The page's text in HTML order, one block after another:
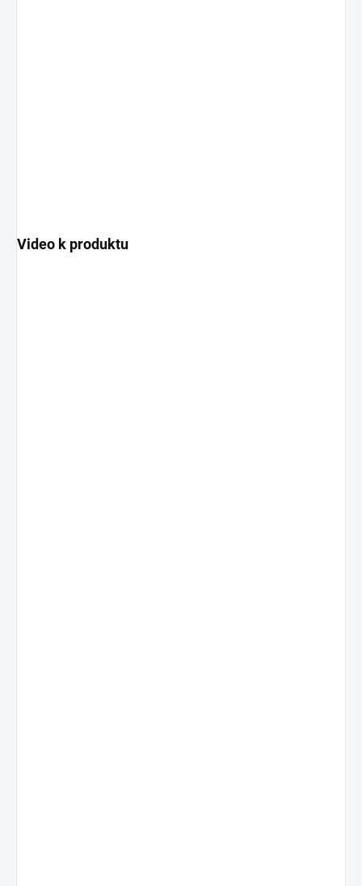
Video k produktu